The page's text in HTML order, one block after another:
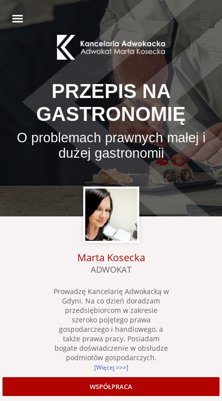
PRZEPIS NA
GASTRONOMIĘ
O problemach prawnych małej i
dużej gastronomii
Marta Kosecka
ADWOKAT
Prowadzę Kancelarię Adwokacką w
Gdyni. Na co dzień doradzam
przedsiębiorcom w zakresie
szeroko pojętego prawa
gospodarczego i handlowego, a
także prawa pracy. Posiadam
bogate doświadczenie w obsłudze
podmiotów gospodarczych.
[Więcej >>>]
WSPÓŁPRACA